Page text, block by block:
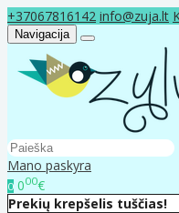
+37067816142 info@zuja.lt
Navigacija
Mano paskyra
0 000€
Prekių krepšelis tuščias!